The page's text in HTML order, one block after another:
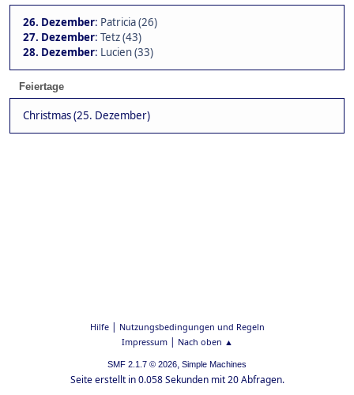
26. Dezember: Patricia (26)
27. Dezember: Tetz (43)
28. Dezember: Lucien (33)
Feiertage
Christmas (25. Dezember)
Hilfe| Nutzungsbedingungen und Regeln
Impressum| Nach oben ▲
SMF 2.1.7 © 2026, Simple Machines
Seite erstellt in 0.058 Sekunden mit 20 Abfragen.